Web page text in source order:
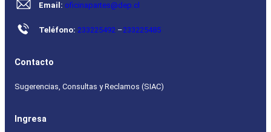
Email: oficinapartes@dep.cl
Teléfono: 233225492 –233225485
Contacto
Sugerencias, Consultas y Reclamos (SIAC)
Ingresa